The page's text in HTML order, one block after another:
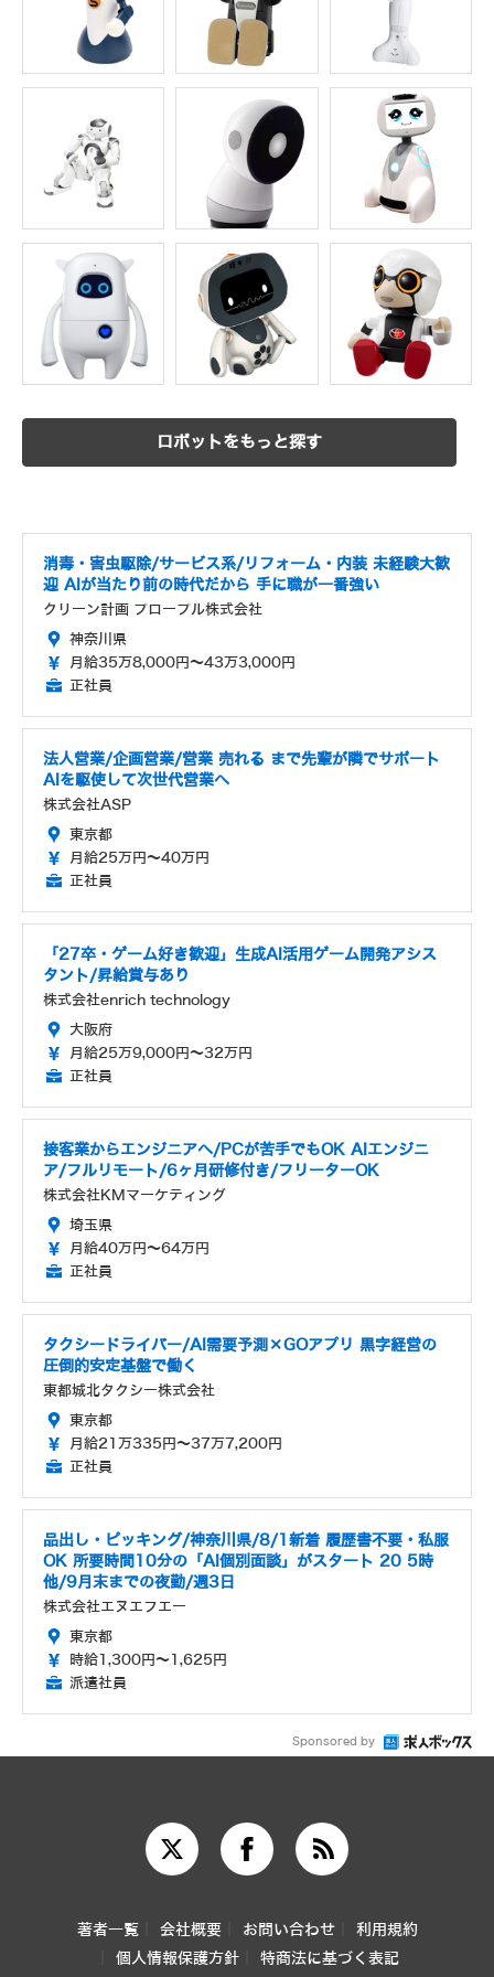
ロボットをもっと探す
消毒・害虫駆除/サービス系/リフォーム・内装 未経験大歓
迎 AIが当たり前の時代だから 手に職が一番強い
クリーン計画 プロープル株式会社
神奈川県
月給35万8,000円～43万3,000円
正社員
法人営業/企画営業/営業 売れる まで先輩が隣でサポート
AIを駆使して次世代営業へ
株式会社ASP
東京都
月給25万円～40万円
正社員
「27卒・ゲーム好き歓迎」生成AI活用ゲーム開発アシス
タント/昇給賞与あり
株式会社enrich technology
大阪府
月給25万9,000円～32万円
正社員
接客業からエンジニアへ/PCが苦手でもOK AIエンジニ
ア/フルリモート/6ヶ月研修付き/フリーターOK
株式会社KMマーケティング
埼玉県
月給40万円～64万円
正社員
タクシードライバー/AI需要予測×GOアプリ 黒字経営の
圧倒的安定基盤で働く
東都城北タクシー株式会社
東京都
月給21万335円～37万7,200円
正社員
品出し・ピッキング/神奈川県/8/1新着 履歴書不要・私服
OK 所要時間10分の「AI個別面談」がスタート 20 5時
他/9月末までの夜勤/週3日
株式会社エヌエフエー
東京都
時給1,300円～1,625円
派遣社員
Sponsored by
著者一覧 会社概要 お問い合わせ
利用規約
個人情報保護方針
特商法に基づく表記